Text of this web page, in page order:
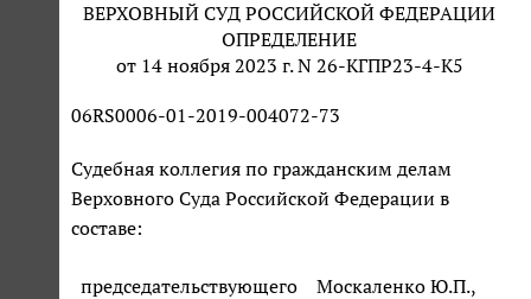
ВЕРХОВНЫЙ СУД РОССИЙСКОЙ ФЕДЕРАЦИИ
ОПРЕДЕЛЕНИЕ
от 14 ноября 2023 г. N 26-КГПР23-4-К5
06RS0006-01-2019-004072-73
Судебная коллегия по гражданским делам
Верховного Суда Российской Федерации в
составе:
председательствующего
Москаленко Ю.П.,